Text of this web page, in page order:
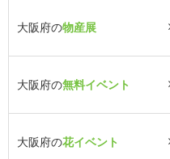
大阪府の物産展
大阪府の無料イベント
大阪府の花イベント